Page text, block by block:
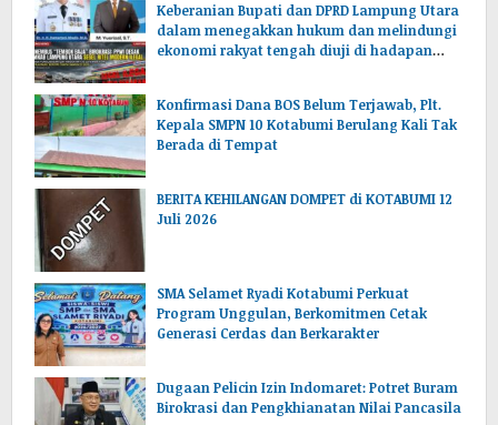
Keberanian Bupati dan DPRD Lampung Utara
dalam menegakkan hukum dan melindungi
ekonomi rakyat tengah diuji di hadapan
Konfirmasi Dana BOS Belum Terjawab, Plt.
Kepala SMPN 10 Kotabumi Berulang Kali Tak
Berada di Tempat
BERITA KEHILANGAN DOMPET di KOTABUMI 12
Juli 2026
SMA Selamet Ryadi Kotabumi Perkuat
Program Unggulan, Berkomitmen Cetak
Generasi Cerdas dan Berkarakter
Dugaan Pelicin Izin Indomaret: Potret Buram
Birokrasi dan Pengkhianatan Nilai Pancasila